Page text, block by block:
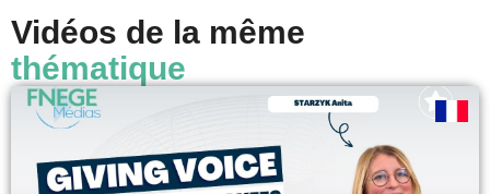
Vidéos de la même
thématique